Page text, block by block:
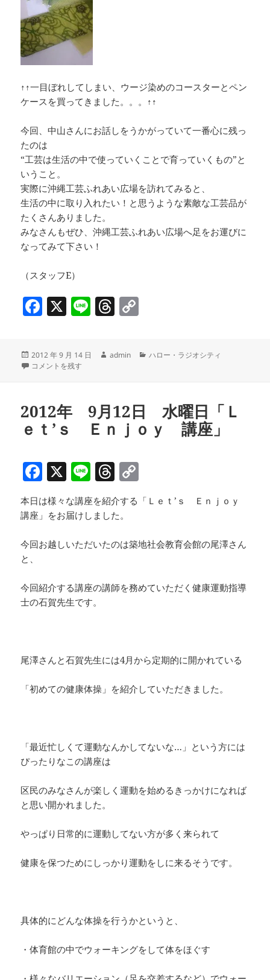
↑↑一目ぼれしてしまい、ウージ染めのコースターとペン
ケースを買ってきました。。。↑↑
今回、中山さんにお話しをうかがっていて一番心に残っ
たのは
“工芸は生活の中で使っていくことで育っていくもの”と
いうこと。
実際に沖縄工芸ふれあい広場を訪れてみると、
生活の中に取り入れたい！と思うような素敵な工芸品が
たくさんありました。
みなさんもぜひ、沖縄工芸ふれあい広場へ足をお運びに
なってみて下さい！
（スタッフE）
F
c
e
o
o
k
X Li T
a
s
y
n
k
投
稿
2012 年 9 月 14 日
作
admin
カ
ハロー・ラジオシティ
第１９回 沖縄工芸ふれあい広場 に
コメントを残す
2012年 9月12日 水曜日「Ｌ
ｅｔ’ｓ Ｅｎｊｏｙ 講座」
F
a
c
e
b
o
k
X Li
n
e
T
h
re
d
o
p
Li
k
本日は様々な講座を紹介する「Ｌｅｔ’ｓ Ｅｎｊｏｙ
講座」をお届けしました。
今回お越しいただいたのは築地社会教育会館の尾澤さん
と、
今回紹介する講座の講師を務めていただく健康運動指導
士の石賀先生です。
尾澤さんと石賀先生には4月から定期的に開かれている
「初めての健康体操」を紹介していただきました。
「最近忙しくて運動なんかしてないな…」という方には
ぴったりなこの講座は
区民のみなさんが楽しく運動を始めるきっかけになれば
と思い開かれました。
やっぱり日常的に運動してない方が多く来られて
健康を保つためにしっかり運動をしに来るそうです。
具体的にどんな体操を行うかというと、
・体育館の中でウォーキングをして体をほぐす